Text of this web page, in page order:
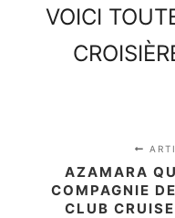
VOICI
AZAMARA
COMPAGNIE
CLUB